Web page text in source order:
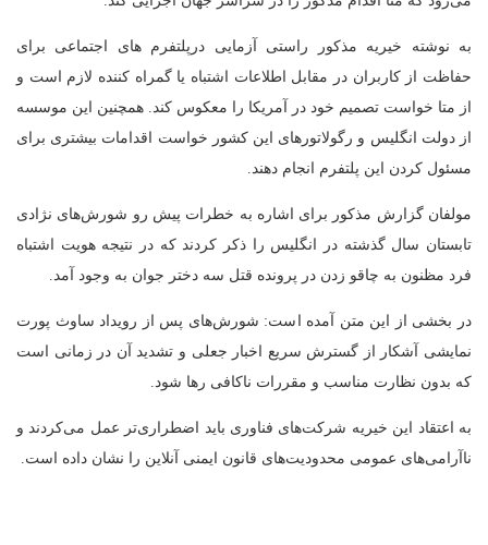
به نوشته خیریه مذکور راستی آزمایی درپلتفرم های اجتماعی برای
حفاظت از کاربران در مقابل اطلاعات اشتباه یا گمراه کننده لازم است و
از متا خواست تصمیم خود در آمریکا را معکوس کند. همچنین این موسسه
از دولت انگلیس و رگولاتورهای این کشور خواست اقدامات بیشتری برای
مسئول کردن این پلتفرم انجام دهند.
مولفان گزارش مذکور برای اشاره به خطرات پیش رو شورش‌های نژادی
تابستان سال گذشته در انگلیس را ذکر کردند که در نتیجه هویت اشتباه
فرد مظنون به چاقو زدن در پرونده قتل سه دختر جوان به وجود آمد.
در بخشی از این متن آمده است: شورش‌های پس از رویداد ساوث پورت
نمایشی آشکار از گسترش سریع اخبار جعلی و تشدید آن در زمانی است
که بدون نظارت مناسب و مقررات ناکافی رها شود.
به اعتقاد این خیریه شرکت‌های فناوری باید اضطراری‌تر عمل می‌کردند و
ناآرامی‌های عمومی محدودیت‌های قانون ایمنی آنلاین را نشان داده است.